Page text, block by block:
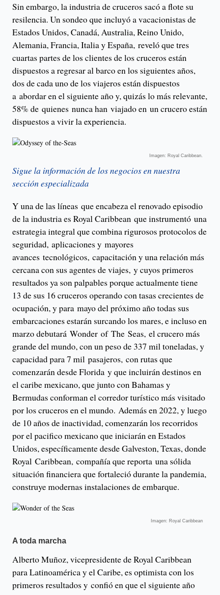
Sin embargo, la industria de cruceros sacó a flote su
resilencia. Un sondeo que incluyó a vacacionistas de
Estados Unidos, Canadá, Australia, Reino Unido,
Alemania, Francia, Italia y España, reveló que tres
cuartas partes de los clientes de los cruceros están
dispuestos a regresar al barco en los siguientes años,
dos de cada uno de los viajeros están dispuestos
a abordar en el siguiente año y, quizás lo más relevante,
58% de quienes nunca han viajado en un crucero están
dispuestos a vivir la experiencia.
Imagen: Royal Caribbean.
Sigue la información de los negocios en nuestra
sección especializada
Y una de las líneas que encabeza el renovado episodio
de la industria es Royal Caribbean que instrumentó una
estrategia integral que combina rigurosos protocolos de
seguridad, aplicaciones y mayores
avances tecnológicos, capacitación y una relación más
cercana con sus agentes de viajes, y cuyos primeros
resultados ya son palpables porque actualmente tiene
13 de sus 16 cruceros operando con tasas crecientes de
ocupación, y para mayo del próximo año todas sus
embarcaciones estarán surcando los mares, e incluso en
marzo debutará Wonder of The Seas, el crucero más
grande del mundo, con un peso de 337 mil toneladas, y
capacidad para 7 mil pasajeros, con rutas que
comenzarán desde Florida y que incluirán destinos en
el caribe mexicano, que junto con Bahamas y
Bermudas conforman el corredor turístico más visitado
por los cruceros en el mundo. Además en 2022, y luego
de 10 años de inactividad, comenzarán los recorridos
por el pacifico mexicano que iniciarán en Estados
Unidos, específicamente desde Galveston, Texas, donde
Royal Caribbean, compañía que reporta una sólida
situación financiera que fortaleció durante la pandemia,
construye modernas instalaciones de embarque.
Imagen: Royal Caribbean
A toda marcha
Alberto Muñoz, vicepresidente de Royal Caribbean
para Latinoamérica y el Caribe, es optimista con los
primeros resultados y confió en que el siguiente año